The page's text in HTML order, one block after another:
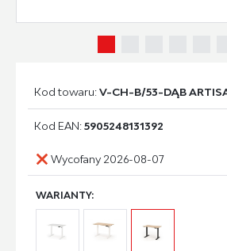
Kod towaru:V-CH-B/53-DĄB
Kod EAN:5905248131392
Wycofany 2026-08-07
WARIANTY: